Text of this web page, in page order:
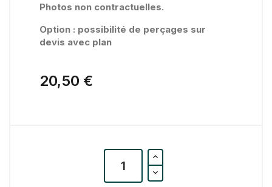
Photos non contractuelles.
Option : possibilité de perçages sur
devis avec plan
20,50 €